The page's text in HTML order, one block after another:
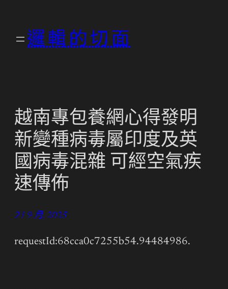
邏輯的切面
越南專包養網心得發明
新變種病毒屬印度及英
國病毒混雜 可經空氣疾
速傳佈
21 9 月, 2025
requestId:68cca0c7255b54.94484986.